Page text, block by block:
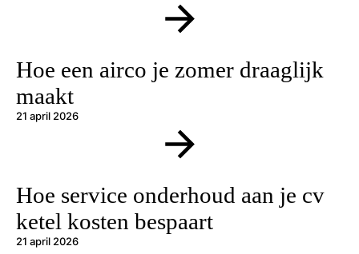
Hoe een airco je zomer draaglijk
maakt
21 april 2026
Hoe service onderhoud aan je cv
ketel kosten bespaart
21 april 2026